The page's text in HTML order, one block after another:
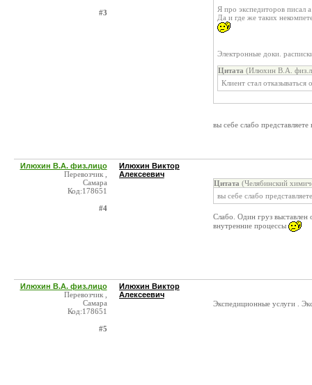
#3
Я про экспедиторов писал
Да и где же таких
Электронные доки.
Цитата (Илюхин В.А.
Клиент стал отказываться
вы себе слабо
Илюхин В.А. физ.лицо
Перевозчик ,
Самара
Код:178651
#4
Илюхин Виктор
Алексеевич
Цитата (Челябинский
вы себе слабо
Слабо. Один груз
внутренние процессы
Илюхин В.А. физ.лицо
Перевозчик ,
Самара
Код:178651
#5
Илюхин Виктор
Алексеевич
Экспедиционные услуги .